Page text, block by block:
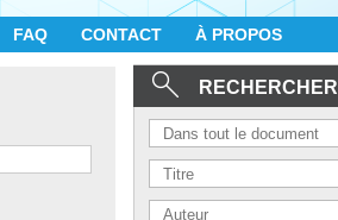
FAQ CONTACT À PROPOS
RECHERCHER